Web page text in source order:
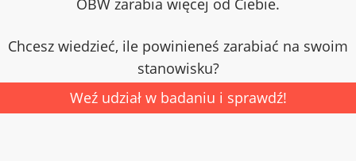
OBW zarabia więcej od Ciebie.
Chcesz wiedzieć, ile powinieneś zarabiać na swoim
stanowisku?
Weź udział w badaniu i sprawdź!